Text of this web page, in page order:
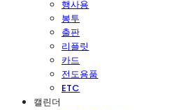
행사용
봉투
출판
리플릿
카드
전도용품
ETC
캘린더